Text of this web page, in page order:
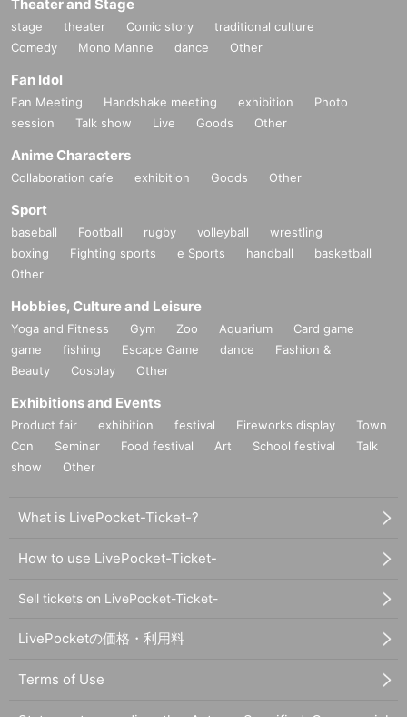
Theater and Stage
stage theater Comic story
traditional culture
Comedy
Mono Manne dance Other
Fan Idol
Fan Meeting Handshake meeting exhibition
Photo
session
Talk show Live Goods Other
Anime Characters
Collaboration cafe exhibition Goods Other
Sport
baseball Football rugby volleyball
wrestling
boxing
Fighting sports e Sports handball
basketball
Other
Hobbies, Culture and Leisure
Yoga and Fitness Gym Zoo Aquarium
Card game
game
fishing Escape Game dance
Fashion &
Beauty
Cosplay Other
Exhibitions and Events
Product fair exhibition festival Fireworks display
Town
Con
Seminar Food festival Art School festival
Talk
show
Other
What is LivePocket-Ticket-?
How to use LivePocket-Ticket-
Sell tickets on LivePocket-Ticket-
LivePocketの価格・利用料
Terms of Use